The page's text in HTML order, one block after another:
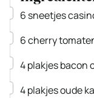
▢
6 sneetjes
▢
6cherry
▢
4plakjesbacon
▢
4plakjesoude